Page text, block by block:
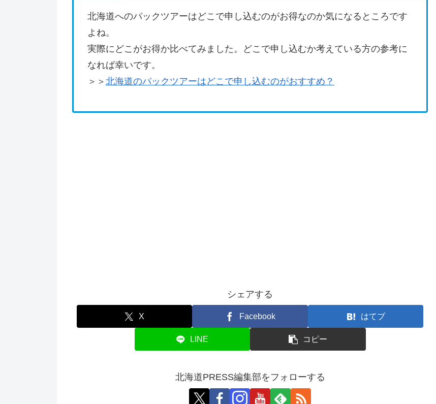
北海道へのパックツアーはどこで申し込むのがお得なのか気になるところです
よね。
実際にどこがお得か比べてみました。どこで申し込むか考えている方の参考に
なれば幸いです。
＞＞ 北海道のパックツアーはどこで申し込むのがおすすめ？
シェアする
X Facebook はてブ
LINE コピー
北海道PRESS編集部をフォローする